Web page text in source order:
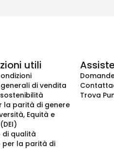
utili
di vendita
la parità di genere
Equità e
qualità
per la parità di
Trova